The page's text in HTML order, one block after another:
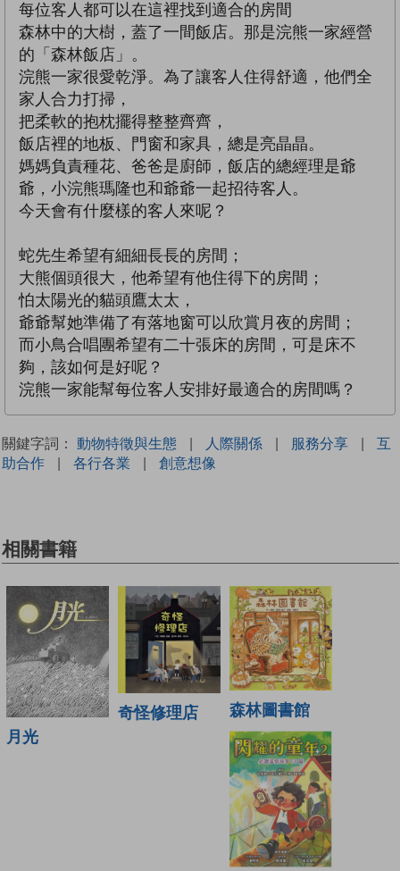
每位客人都可以在這裡找到適合的房間
森林中的大樹，蓋了一間飯店。那是浣熊一家經營
的「森林飯店」。
浣熊一家很愛乾淨。為了讓客人住得舒適，他們全
家人合力打掃，
把柔軟的抱枕擺得整整齊齊，
飯店裡的地板、門窗和家具，總是亮晶晶。
媽媽負責種花、爸爸是廚師，飯店的總經理是爺
爺，小浣熊瑪隆也和爺爺一起招待客人。
今天會有什麼樣的客人來呢？
蛇先生希望有細細長長的房間；
大熊個頭很大，他希望有他住得下的房間；
怕太陽光的貓頭鷹太太，
爺爺幫她準備了有落地窗可以欣賞月夜的房間；
而小鳥合唱團希望有二十張床的房間，可是床不
夠，該如何是好呢？
浣熊一家能幫每位客人安排好最適合的房間嗎？
關鍵字詞： 動物特徵與生態 | 人際關係 | 服務分享 |
互
助合作
| 各行各業 | 創意想像
相關書籍
月光
奇怪修理店 森林圖書館